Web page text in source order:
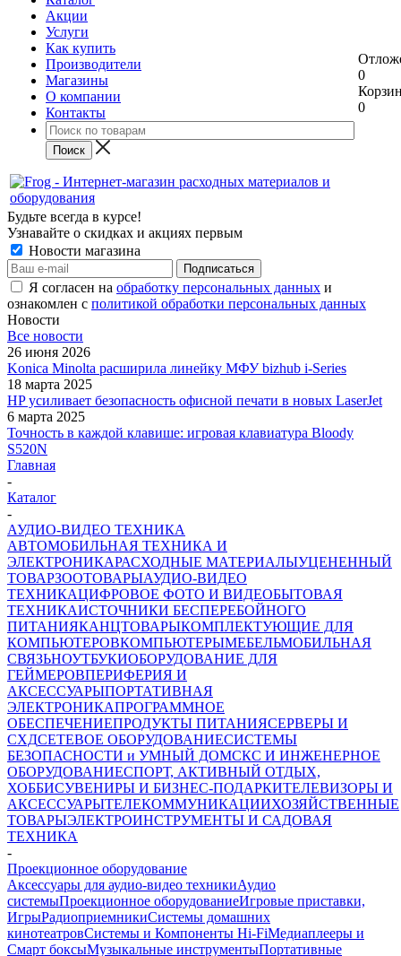
Акции
Услуги
Как купить
Производители
Магазины
О компании
Контакты
0
0
Будьте всегда в курсе!
Узнавайте о скидках и акциях первым
Новости магазина
Я согласен на обработку персональных данных и
ознакомлен с политикой обработки персональных данных
Новости
Все новости
26 июня 2026
Konica Minolta расширила линейку МФУ bizhub i-Series
18 марта 2025
HP усиливает безопасность офисной печати в новых LaserJet
6 марта 2025
Точность в каждой клавише: игровая клавиатура Bloody
S520N
Главная
-
Каталог
-
АУДИО-ВИДЕО ТЕХНИКА
АВТОМОБИЛЬНАЯ ТЕХНИКА И
ЭЛЕКТРОНИКАРАСХОДНЫЕ МАТЕРИАЛЫУЦЕНЕННЫЙ
ТОВАРЗООТОВАРЫАУДИО-ВИДЕО
ТЕХНИКАЦИФРОВОЕ ФОТО И ВИДЕОБЫТОВАЯ
ТЕХНИКАИСТОЧНИКИ БЕСПЕРЕБОЙНОГО
ПИТАНИЯКАНЦТОВАРЫКОМПЛЕКТУЮЩИЕ ДЛЯ
КОМПЬЮТЕРОВКОМПЬЮТЕРЫМЕБЕЛЬМОБИЛЬНАЯ
СВЯЗЬНОУТБУКИОБОРУДОВАНИЕ ДЛЯ
ГЕЙМЕРОВПЕРИФЕРИЯ И
АКСЕССУАРЫПОРТАТИВНАЯ
ЭЛЕКТРОНИКАПРОГРАММНОЕ
ОБЕСПЕЧЕНИЕПРОДУКТЫ ПИТАНИЯСЕРВЕРЫ И
СХДСЕТЕВОЕ ОБОРУДОВАНИЕСИСТЕМЫ
БЕЗОПАСНОСТИ и УМНЫЙ ДОМСКС И ИНЖЕНЕРНОЕ
ОБОРУДОВАНИЕСПОРТ, АКТИВНЫЙ ОТДЫХ,
ХОББИСУВЕНИРЫ И БИЗНЕС-ПОДАРКИТЕЛЕВИЗОРЫ И
АКСЕССУАРЫТЕЛЕКОММУНИКАЦИИХОЗЯЙСТВЕННЫЕ
ТОВАРЫЭЛЕКТРОИНСТРУМЕНТЫ И САДОВАЯ
ТЕХНИКА
-
Проекционное оборудование
Аксессуары для аудио-видео техникиАудио
системыПроекционное оборудованиеИгровые приставки,
ИгрыРадиоприемникиСистемы домашних
кинотеатровСистемы и Компоненты Hi-FiМедиаплееры и
Смарт боксыМузыкальные инструментыПортативные